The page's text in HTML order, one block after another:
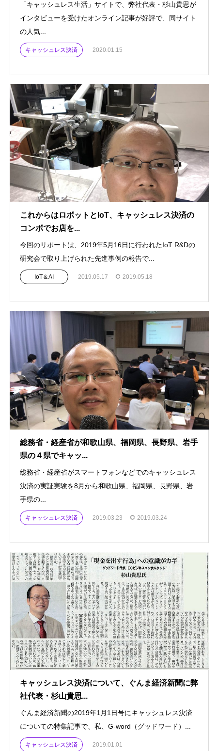
「キャッシュレス生活」サイトで、弊社代表・杉山貴思が
インタビューを受けたオンライン記事が好評で、同サイト
の人気...
キャッシュレス決済 2020.01.15
これからはロボットとIoT、キャッシュレス決済の
コンボでお店を...
今回のリポートは、2019年5月16日に行われたIoT R&Dの
研究会で取り上げられた先進事例の報告で...
IoT＆AI 2019.05.17 2019.05.18
総務省・経産省が和歌山県、福岡県、長野県、岩手
県の４県でキャッ...
総務省・経産省がスマートフォンなどでのキャッシュレス
決済の実証実験を8月から和歌山県、福岡県、長野県、岩
手県の...
キャッシュレス決済 2019.03.23 2019.03.24
キャッシュレス決済について、ぐんま経済新聞に弊
社代表・杉山貴思...
ぐんま経済新聞の2019年1月1日号にキャッシュレス決済
についての特集記事で、私、G-word（グッドワード）...
キャッシュレス決済 2019.01.01